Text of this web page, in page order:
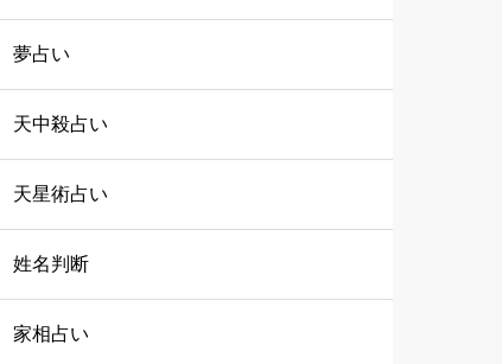
夢占い
天中殺占い
天星術占い
姓名判断
家相占い